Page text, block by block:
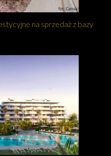
na sprzedaż z bazy